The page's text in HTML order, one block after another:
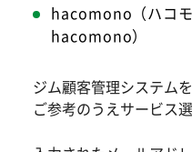
hacomono（ハコ
hacomono）
ジム顧客管理システム
ご参考のうえサービス